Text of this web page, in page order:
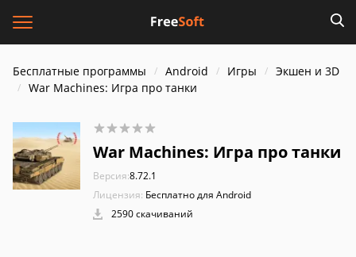
Бесплатные программы Android Игры
Экшен и 3D
War Machines: Игра про танки
War Machines: Игра про танки
Версия:8.72.1
Лицензия: Бесплатно для Android
2590 скачиваний